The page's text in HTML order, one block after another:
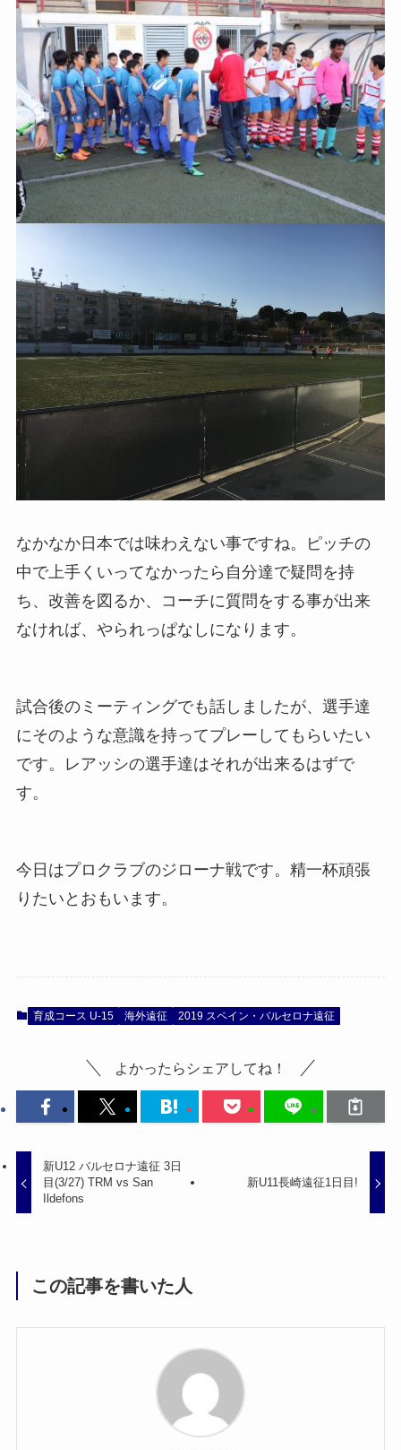
なかなか日本では味わえない事ですね。ピッチの
中で上手くいってなかったら自分達で疑問を持
ち、改善を図るか、コーチに質問をする事が出来
なければ、やられっぱなしになります。
試合後のミーティングでも話しましたが、選手達
にそのような意識を持ってプレーしてもらいたい
です。レアッシの選手達はそれが出来るはずで
す。
今日はプロクラブのジローナ戦です。精一杯頑張
りたいとおもいます。
育成コース U-15 海外遠征 2019 スペイン・バルセロナ遠征
よかったらシェアしてね！
新U12 バルセロナ遠征 3日
目(3/27) TRM vs San
Ildefons
新U11長崎遠征1日目!
この記事を書いた人